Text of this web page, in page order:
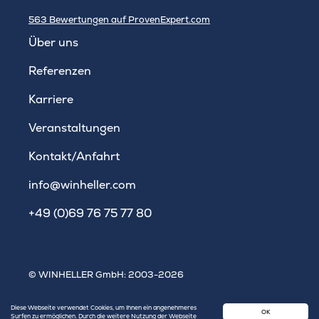
OK
Diese Webseite verwendet Cookies, um Ihnen ein angenehmeres
Surfen zu ermöglichen. Durch die weitere Nutzung der Webseite
563 Bewertungen auf ProvenExpert.com
Über uns
Referenzen
Karriere
Veranstaltungen
Kontakt/Anfahrt
info@winheller.com
+49 (0)69 76 75 77 80
© WINHELLER GmbH: 2003-2026